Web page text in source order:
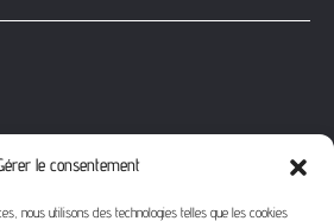
le consentement
nous utilisons des technologies telles que les cookies